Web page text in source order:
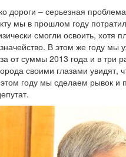
дороги – серьезная
мы в прошлом году
смогли освоить, хотя
В этом же году мы
от суммы 2013 года и в три
своими глазами увидят,
этом году мы сделаем рывок